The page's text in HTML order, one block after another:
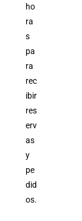
ho
ra
s
pa
ra
rec
ibir
res
erv
as
y
pe
did
os.